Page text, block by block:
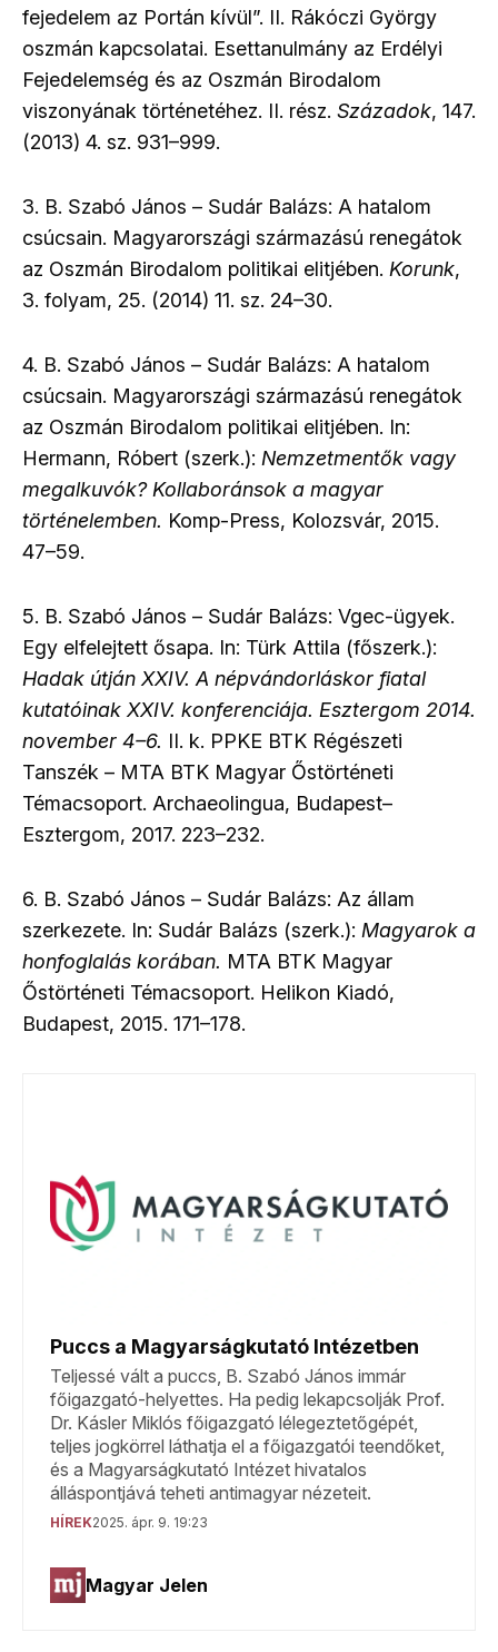
fejedelem az Portán kívül”. II. Rákóczi György
oszmán kapcsolatai. Esettanulmány az Erdélyi
Fejedelemség és az Oszmán Birodalom
viszonyának történetéhez. II. rész. Századok, 147.
(2013) 4. sz. 931–999.
3. B. Szabó János – Sudár Balázs: A hatalom
csúcsain. Magyarországi származású renegátok
az Oszmán Birodalom politikai elitjében. Korunk,
3. folyam, 25. (2014) 11. sz. 24–30.
4. B. Szabó János – Sudár Balázs: A hatalom
csúcsain. Magyarországi származású renegátok
az Oszmán Birodalom politikai elitjében. In:
Hermann, Róbert (szerk.): Nemzetmentők vagy
megalkuvók? Kollaboránsok a magyar
történelemben. Komp-Press, Kolozsvár, 2015.
47–59.
5. B. Szabó János – Sudár Balázs: Vgec-ügyek.
Egy elfelejtett ősapa. In: Türk Attila (főszerk.):
Hadak útján XXIV. A népvándorláskor fiatal
kutatóinak XXIV. konferenciája. Esztergom 2014.
november 4–6. II. k. PPKE BTK Régészeti
Tanszék – MTA BTK Magyar Őstörténeti
Témacsoport. Archaeolingua, Budapest–
Esztergom, 2017. 223–232.
6. B. Szabó János – Sudár Balázs: Az állam
szerkezete. In: Sudár Balázs (szerk.): Magyarok a
honfoglalás korában. MTA BTK Magyar
Őstörténeti Témacsoport. Helikon Kiadó,
Budapest, 2015. 171–178.